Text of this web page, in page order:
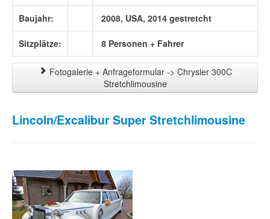
Baujahr: 2008, USA, 2014 gestretcht
Sitzplätze: 8 Personen + Fahrer
Fotogalerie + Anfrageformular -> Chrysler 300C
Stretchlimousine
Lincoln/Excalibur Super Stretchlimousine